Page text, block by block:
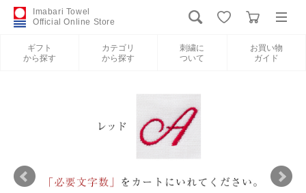
Imabari Towel
Official Online Store
ギフト
から探す
カテゴリ
から探す
刺繍に
ついて
お買い物
ガイド
新規会員登録